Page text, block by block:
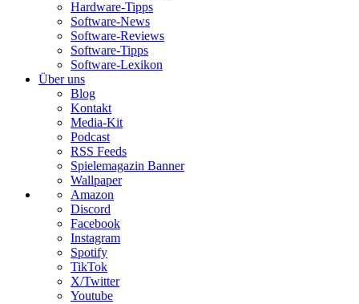
Hardware-Tipps
Software-News
Software-Reviews
Software-Tipps
Software-Lexikon
Über uns
Blog
Kontakt
Media-Kit
Podcast
RSS Feeds
Spielemagazin Banner
Wallpaper
Amazon
Discord
Facebook
Instagram
Spotify
TikTok
X/Twitter
Youtube